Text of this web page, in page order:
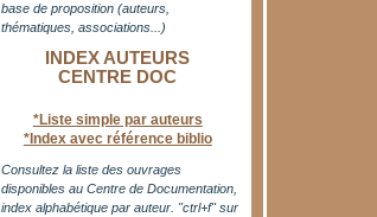
base de proposition (auteurs,
thématiques, associations...)
INDEX AUTEURS
CENTRE DOC
*Liste simple par auteurs
*Index avec référence biblio
Consultez la liste des ouvrages
disponibles au Centre de Documentation,
index alphabétique par auteur. "ctrl+f" sur